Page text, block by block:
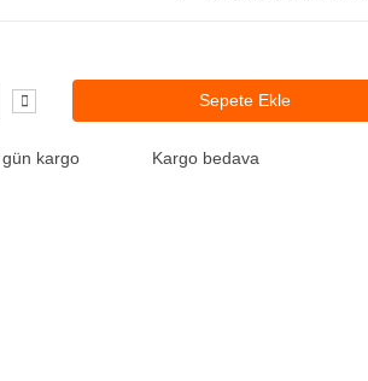
Sepete Ekle
gün kargo Kargo bedava